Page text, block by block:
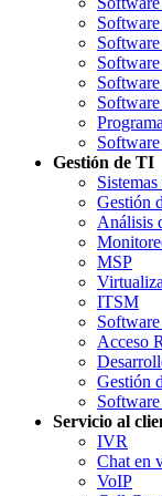
Gestión de TI
Gestión
Análisis
MSP
ITSM
Acceso
Gestión
Servicio al
IVR
Chat en
VoIP